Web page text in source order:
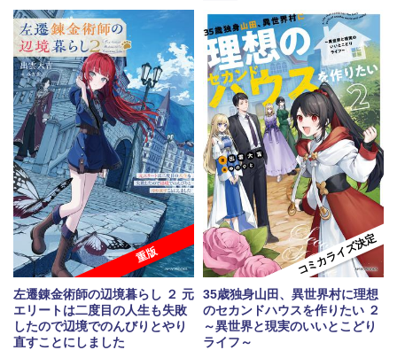
重版
左遷錬金術師の辺境暮らし ２ 元
エリートは二度目の人生も失敗
したので辺境でのんびりとやり
直すことにしました
コミカライズ決定
35歳独身山田、異世界村に理想
のセカンドハウスを作りたい ２
～異世界と現実のいいとこどり
ライフ～